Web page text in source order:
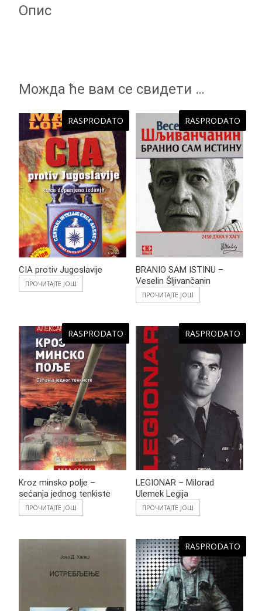
o
Опис
Можда ће вам се свидети …
RASPRODATO
CIA protiv Jugoslavije
ПРОЧИТАЈТЕ ЈОШ
RASPRODATO
BRANIO SAM ISTINU –
Veselin Šljivančanin
ПРОЧИТАЈТЕ ЈОШ
RASPRODATO
Kroz minsko polje –
sećanja jednog tenkiste
ПРОЧИТАЈТЕ ЈОШ
RASPRODATO
LEGIONAR – Milorad
Ulemek Legija
ПРОЧИТАЈТЕ ЈОШ
RASPRODATO